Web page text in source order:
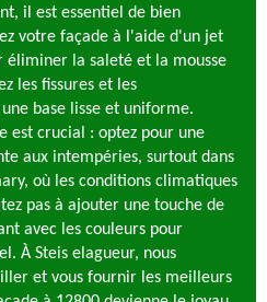
il est essentiel de bien
votre façade à l'aide d'un jet
éliminer la saleté et la mousse
les fissures et les
base lisse et uniforme.
est crucial : optez pour une
aux intempéries, surtout dans
où les conditions climatiques
pas à ajouter une touche de
avec les couleurs pour
À Steis elagueur, nous
et vous fournir les meilleurs